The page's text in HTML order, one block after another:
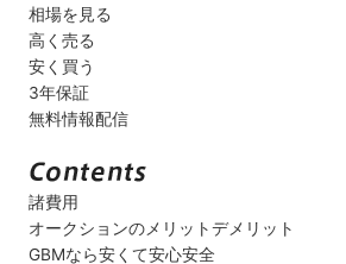
相場を見る
高く売る
安く買う
3年保証
無料情報配信
諸費用
オークションのメリットデメリット
GBMなら安くて安心安全